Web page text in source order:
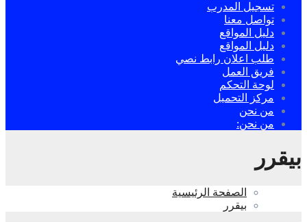
تسجيل المدرب
تواصل معنا
دليل المواقع
دليل المواقع
طلب اعلان رابط نصي
فريق العمل
لوحة التحكم
مركز التحميل
من نحن
من نحن:
بيقرر
الصفحة الرئيسية
بيقرر